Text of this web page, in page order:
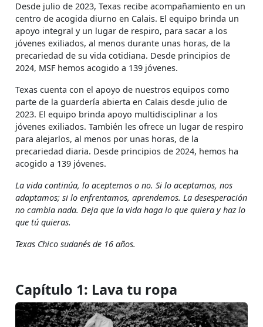
Desde julio de 2023, Texas recibe acompañamiento en un
centro de acogida diurno en Calais. El equipo brinda un
apoyo integral y un lugar de respiro, para sacar a los
jóvenes exiliados, al menos durante unas horas, de la
precariedad de su vida cotidiana. Desde principios de
2024, MSF hemos acogido a 139 jóvenes.
Texas cuenta con el apoyo de nuestros equipos como
parte de la guardería abierta en Calais desde julio de
2023. El equipo brinda apoyo multidisciplinar a los
jóvenes exiliados. También les ofrece un lugar de respiro
para alejarlos, al menos por unas horas, de la
precariedad diaria. Desde principios de 2024, hemos ha
acogido a 139 jóvenes.
La vida continúa, lo aceptemos o no. Si lo aceptamos, nos
adaptamos; si lo enfrentamos, aprendemos. La desesperación
no cambia nada. Deja que la vida haga lo que quiera y haz lo
que tú quieras.
Texas Chico sudanés de 16 años.
Capítulo 1: Lava tu ropa